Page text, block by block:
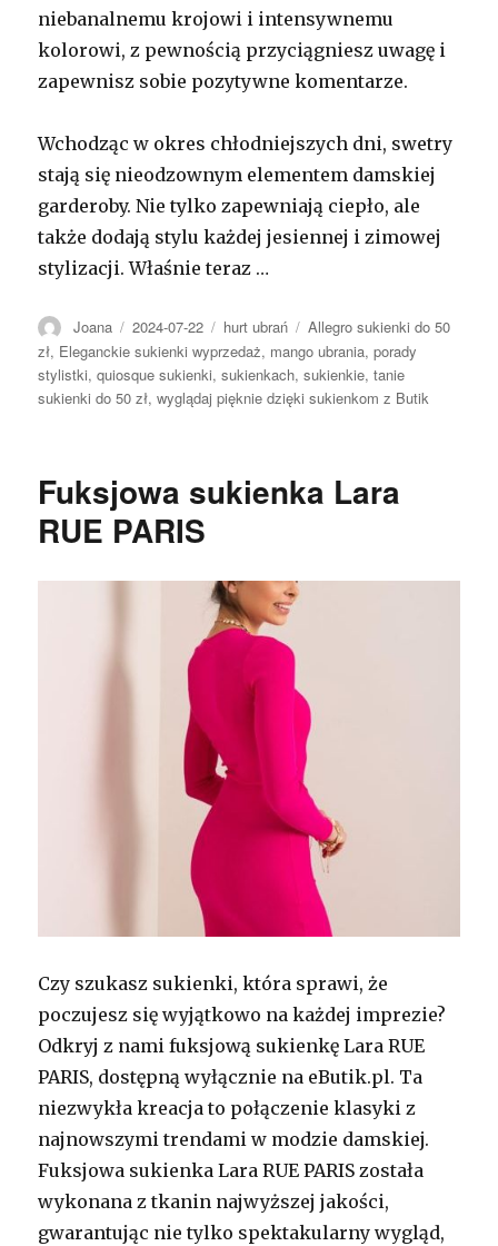
niebanalnemu krojowi i intensywnemu
kolorowi, z pewnością przyciągniesz uwagę i
zapewnisz sobie pozytywne komentarze.
Wchodząc w okres chłodniejszych dni, swetry
stają się nieodzownym elementem damskiej
garderoby. Nie tylko zapewniają ciepło, ale
także dodają stylu każdej jesiennej i zimowej
stylizacji. Właśnie teraz …
Autor
Joana Opublikowano
2024-07-22 Kategorie
hurt ubrań Tagi
Allegro sukienki do 50
zł, Eleganckie sukienki wyprzedaż, mango ubrania,porady
stylistki,quiosque sukienki,sukienkach,sukienkie,tanie
sukienki do 50 zł,wyglądaj pięknie dzięki sukienkom z Butik
Fuksjowa sukienka Lara
RUE PARIS
Czy szukasz sukienki, która sprawi, że
poczujesz się wyjątkowo na każdej imprezie?
Odkryj z nami fuksjową sukienkę Lara RUE
PARIS, dostępną wyłącznie na eButik.pl. Ta
niezwykła kreacja to połączenie klasyki z
najnowszymi trendami w modzie damskiej.
Fuksjowa sukienka Lara RUE PARIS została
wykonana z tkanin najwyższej jakości,
gwarantując nie tylko spektakularny wygląd,